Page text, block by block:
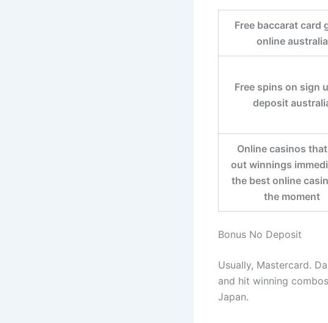
Free baccarat card
online australia
Free spins on sign
deposit
Online casinos
out winnings
the best online
the moment
Bonus No Deposit
Usually, Mastercard.
and hit winning
Japan.